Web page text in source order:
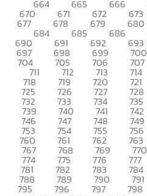
664 665 666
670 671 672 673
677 678 679 680
684 685 686
690 691 692 693
697 698 699 700
704 705 706 707
711 712 713 714
718 719 720 721
725 726 727 728
732 733 734 735
739 740 741 742
746 747 748 749
753 754 755 756
760 761 762 763
767 768 769 770
774 775 776 777
781 782 783 784
788 789 790 791
795 796 797 798